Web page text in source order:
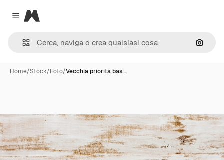
Close menu
Magnific
Cerca
Home/Stock/Foto/Vecchia priorità bas…